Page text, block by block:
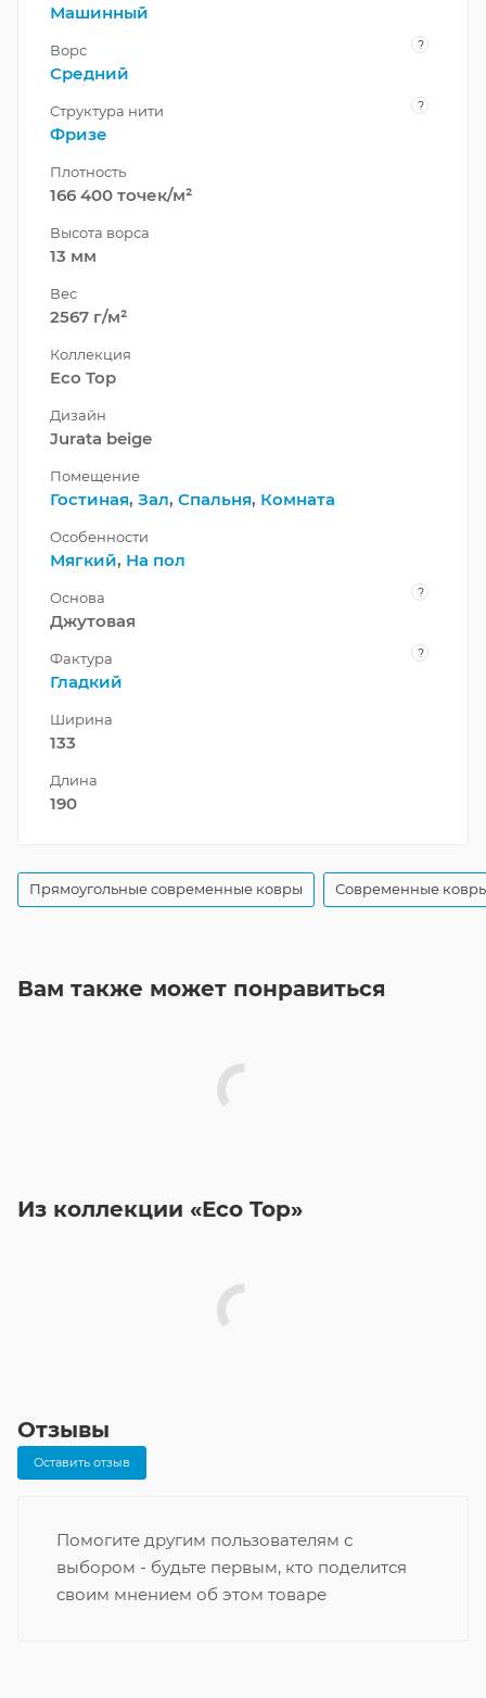
Машинный
Ворс ?
Средний
Структура нити ?
Фризе
Плотность
166 400 точек/м²
Высота ворса
13 мм
Вес
2567 г/м²
Коллекция
Eco Top
Дизайн
Jurata beige
Помещение
Гостиная, Зал, Спальня, Комната
Особенности
Мягкий, На пол
Основа ?
Джутовая
Фактура ?
Гладкий
Ширина
133
Длина
190
Прямоугольные современные ковры Современные
Вам также может понравиться
Из коллекции «Eco Top»
Отзывы
Оставить отзыв
Помогите другим пользователям с
выбором - будьте первым, кто поделится
своим мнением об этом товаре